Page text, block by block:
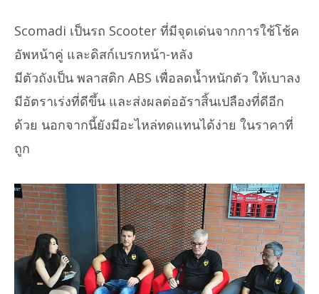
Scomadi เป็นรถ Scooter ที่มีจุดเด่นจากการใช้โช้ค
อัพหน้าคู่ และดิสก์เบรกหน้า-หลัง
มีตัวถังเป็น พลาสติก ABS เพื่อลดน้ำหนักตัว ให้เบาลง
มีอัตราเร่งที่ดีขึ้น และส่งผลต่ออัราสิ้นเปลืองที่ดีอีก
ด้วย นอกจากนี้ยังมีอะไหล่ทดแทนได้ง่าย ในราคาที่
ถูก